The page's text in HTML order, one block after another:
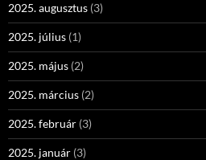
2025. augusztus (3)
2025. július (1)
2025. május (2)
2025. március (2)
2025. február (3)
2025. január (3)